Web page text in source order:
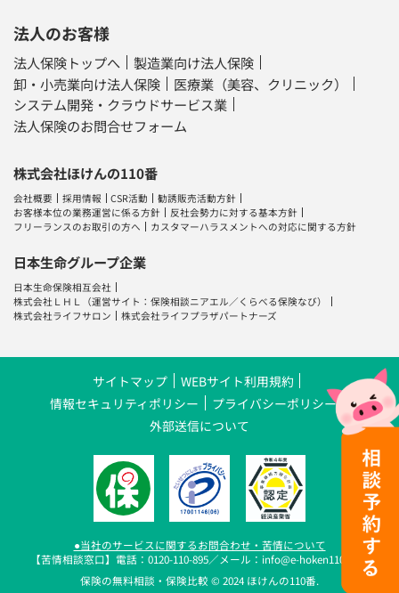
法人のお客様
法人保険トップへ
製造業向け法人保険
卸・小売業向け法人保険
医療業（美容、クリニック）
システム開発・クラウドサービス業
法人保険のお問合せフォーム
株式会社ほけんの110番
会社概要 採用情報 CSR活動
勧誘販売活動方針
お客様本位の業務運営に係る方針
反社会勢力に対する基本方針
フリーランスのお取引の方へ
カスタマーハラスメントへの対応に関する方針
日本生命グループ企業
日本生命保険相互会社
株式会社ＬＨＬ
（運営サイト：保険相談ニアエル ／ くらべる保険なび）
株式会社ライフサロン
株式会社ライフプラザパートナーズ
サイトマップ
WEBサイト利用規約
情報セキュリティポリシー
プライバシーポリシー
外部送信について
●当社のサービスに関するお問合わせ・苦情について
【苦情相談窓口】電話：0120-110-895／メール：info@e-hoken110.com
保険の無料相談・保険比較 © 2024 ほけんの110番.